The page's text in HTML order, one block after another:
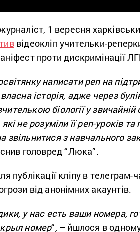
1 вересня
відеокліп учительки-
проти дискримінації
написати реп на
власна історія, адже через
біології у звичайній
не розуміли її реп-уроків
звільнитися з навчального
головред “Люка”.
публікації кліпу в
від анонімних акаунтів.
у нас есть ваши номера,
номер“,– йшлося в